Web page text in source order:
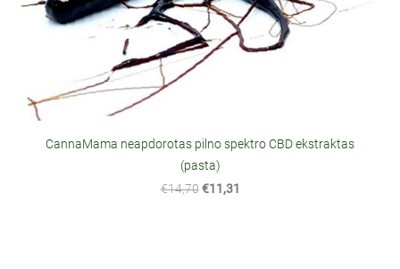
CannaMama neapdorotas pilno spektro CBD ekstraktas
(pasta)
€14,70 €11,31